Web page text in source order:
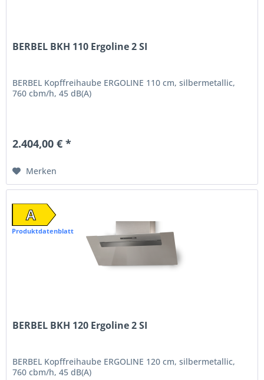
BERBEL BKH 110 Ergoline 2 SI
BERBEL Kopffreihaube ERGOLINE 110 cm, silbermetallic,
760 cbm/h, 45 dB(A)
2.404,00 € *
Merken
A
Produktdatenblatt
BERBEL BKH 120 Ergoline 2 SI
BERBEL Kopffreihaube ERGOLINE 120 cm, silbermetallic,
760 cbm/h, 45 dB(A)